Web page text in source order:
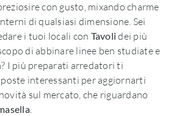
con gusto, mixando charme
di qualsiasi dimensione. Sei
i tuoi locali con Tavoli dei più
di abbinare linee ben studiate e
I più preparati arredatori ti
interessanti per aggiornarti
sul mercato, che riguardano
.